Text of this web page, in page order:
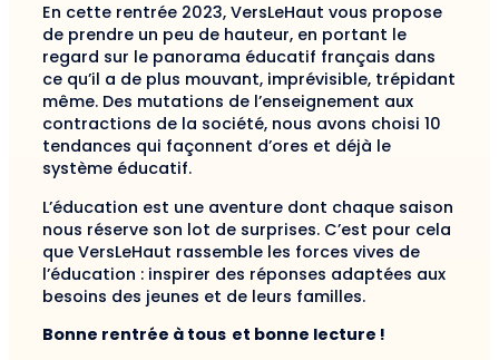
En cette rentrée 2023, VersLeHaut vous propose
de prendre un peu de hauteur, en portant le
regard sur le panorama éducatif français dans
ce qu’il a de plus mouvant, imprévisible, trépidant
même. Des mutations de l’enseignement aux
contractions de la société, nous avons choisi 10
tendances qui façonnent d’ores et déjà le
système éducatif.
L’éducation est une aventure dont chaque saison
nous réserve son lot de surprises. C’est pour cela
que VersLeHaut rassemble les forces vives de
l’éducation : inspirer des réponses adaptées aux
besoins des jeunes et de leurs familles.
Bonne rentrée à tous et bonne lecture !